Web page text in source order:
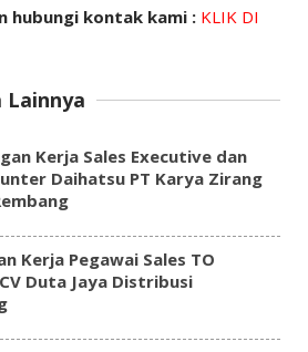
hubungi kontak kami : KLIK DI
Lainnya
Kerja Sales Executive dan
Daihatsu PT Karya Zirang
Kerja Pegawai Sales TO
Duta Jaya Distribusi